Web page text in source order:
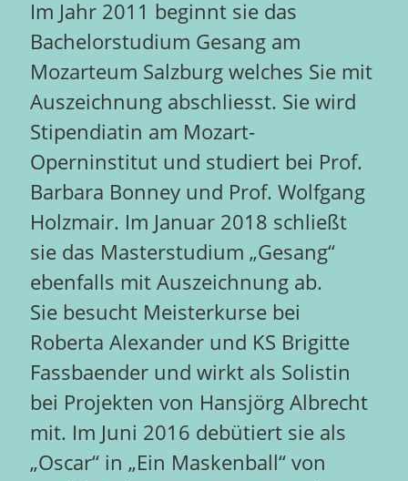
Im Jahr 2011 beginnt sie das
Bachelorstudium Gesang am
Mozarteum Salzburg welches Sie mit
Auszeichnung abschliesst. Sie wird
Stipendiatin am Mozart-
Operninstitut und studiert bei Prof.
Barbara Bonney und Prof. Wolfgang
Holzmair. Im Januar 2018 schließt
sie das Masterstudium „Gesang“
ebenfalls mit Auszeichnung ab.
Sie besucht Meisterkurse bei
Roberta Alexander und KS Brigitte
Fassbaender und wirkt als Solistin
bei Projekten von Hansjörg Albrecht
mit. Im Juni 2016 debütiert sie als
„Oscar“ in „Ein Maskenball“ von